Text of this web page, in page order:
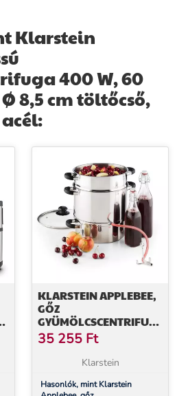
Klarstein
400 W, 60
8,5 cm töltőcső,
KLARSTEIN APPLEBEE,
GŐZ
GYÜMÖLCSCENTRIFUGA,
GYÜMÖLCSCENTRIFUGA
EDÉNY, ELEKTROMOS,
1500 W, Ø 25 CM, 8 L,
35 255 Ft
Klarstein
Hasonlók, mint Klarstein